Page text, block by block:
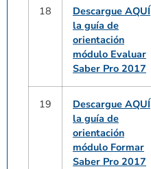
18
Descargue AQUÍ
la guía de
orientación
módulo Evaluar
Saber Pro 2017
19
Descargue AQUÍ
la guía de
orientación
módulo Formar
Saber Pro 2017